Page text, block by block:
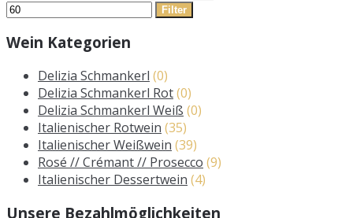
Filter
Wein Kategorien
Delizia Schmankerl (0)
Delizia Schmankerl Rot(0)
Delizia Schmankerl Weiß (0)
Italienischer Rotwein (35)
Italienischer Weißwein (39)
Rosé // Crémant // Prosecco (9)
Italienischer Dessertwein (4)
Unsere Bezahlmöglichkeiten